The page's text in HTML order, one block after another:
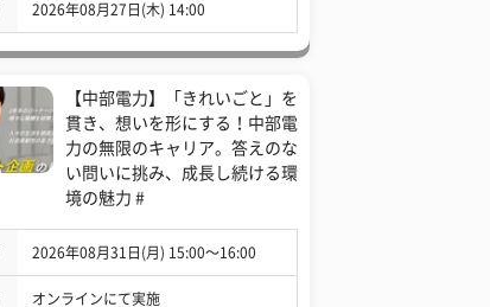
2026年08月27日(木) 14:00
【中部電力】「きれいごと」を
貫き、想いを形にする！中部電
力の無限のキャリア。答えのな
い問いに挑み、成長し続ける環
境の魅力 #
2026年08月31日(月) 15:00〜16:00
オンラインにて実施